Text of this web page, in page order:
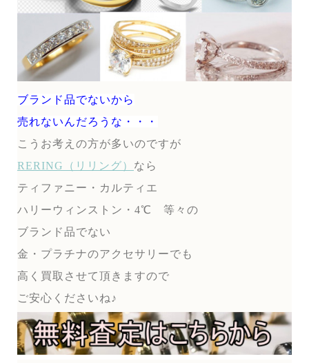
ブランド品でないから
売れないんだろうな・・・
こうお考えの方が多いのですが
RERING（リリング） なら
ティファニー・カルティエ
ハリーウィンストン・4℃ 等々の
ブランド品でない
金・プラチナのアクセサリーでも
高く買取させて頂きますので
ご安心くださいね♪